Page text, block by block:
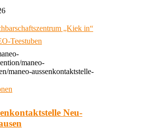
„Kiek in“
Teestuben
maneo-
maneo-aussenkontaktstelle-
Neu-